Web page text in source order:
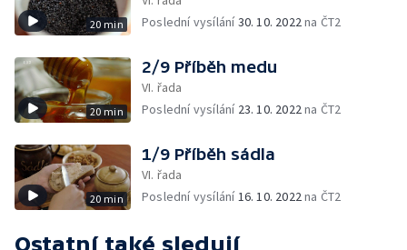
20 min
Poslední vysílání30. 10. 2022na ČT2
20 min
2/9 Příběh medu
VI. řada
Poslední vysílání 23. 10. 2022na ČT2
20 min
1/9 Příběh sádla
VI. řada
Poslední vysílání16. 10. 2022na ČT2
Ostatní také sledují